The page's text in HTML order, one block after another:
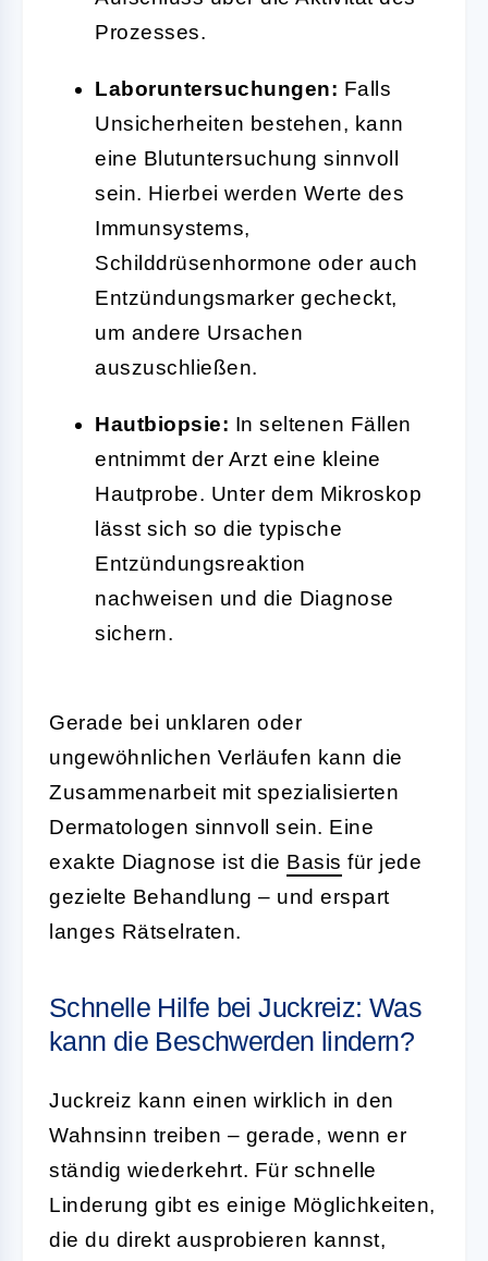
Prozesses.
Laboruntersuchungen: Falls
Unsicherheiten bestehen, kann
eine Blutuntersuchung sinnvoll
sein. Hierbei werden Werte des
Immunsystems,
Schilddrüsenhormone oder auch
Entzündungsmarker gecheckt,
um andere Ursachen
auszuschließen.
Hautbiopsie: In seltenen Fällen
entnimmt der Arzt eine kleine
Hautprobe. Unter dem Mikroskop
lässt sich so die typische
Entzündungsreaktion
nachweisen und die Diagnose
sichern.
Gerade bei unklaren oder
ungewöhnlichen Verläufen kann die
Zusammenarbeit mit spezialisierten
Dermatologen sinnvoll sein. Eine
exakte Diagnose ist die Basis für jede
gezielte Behandlung – und erspart
langes Rätselraten.
Schnelle Hilfe bei Juckreiz: Was
kann die Beschwerden lindern?
Juckreiz kann einen wirklich in den
Wahnsinn treiben – gerade, wenn er
ständig wiederkehrt. Für schnelle
Linderung gibt es einige Möglichkeiten,
die du direkt ausprobieren kannst,